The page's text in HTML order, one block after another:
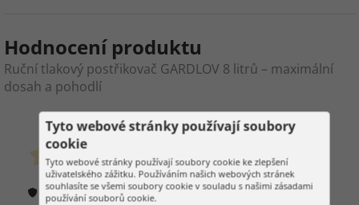
Hodnocení produktu
Ruční tlakový postřikovač GARDLOV 8 litrů – maximální
dosah a pohodlí
0
0 hodnocení
Jak ověřujeme hodnocení?
12
zákazníků již zakoupilo
Tyto webové stránky používají soubory
cookie
Tyto webové stránky používají soubory cookie ke zlepšení
uživatelského zážitku. Používáním našich webových stránek
souhlasíte se všemi soubory cookie v souladu s našimi zásadami
používání souborů cookie.